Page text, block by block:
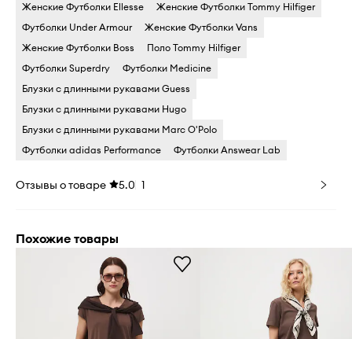
Женские Футболки Ellesse
Женские Футболки Tommy Hilfiger
Футболки Under Armour
Женские Футболки Vans
Женские Футболки Boss
Поло Tommy Hilfiger
Футболки Superdry
Футболки Medicine
Блузки с длинными рукавами Guess
Блузки с длинными рукавами Hugo
Блузки с длинными рукавами Marc O'Polo
Футболки adidas Performance
Футболки Answear Lab
Отзывы о товаре 5.0 1
Похожие товары